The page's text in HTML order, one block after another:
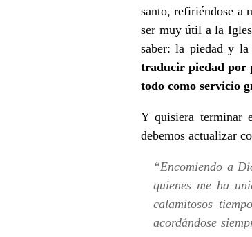
santo, refiriéndose a
ser muy útil a la
saber: la piedad y
traducir piedad por
todo como servicio
Y quisiera terminar
debemos actualizar
“Encomiendo a
quienes me ha
calamitosos
acordándose